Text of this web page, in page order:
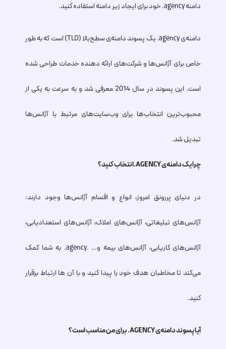
دامنه.agencyخود برای ایجاد زیر دامنه استفاده کنید.
دامنه‌ی.agency یک پسوند دامنه‌ی سطح‌بالا (TLD) است که به طور
خاص برای آژانس‌ها و شرکت‌های ارائه دهنده خدمات طراحی شده
است. این پسوند در سال 2014 معرفی شد و به سرعت به یکی از
محبوب‌ترین انتخاب‌ها برای وب‌سایت‌های مرتبط با آژانس‌ها
تبدیل شد.
چرا یک دامنه‌ی.AGENCYانتخاب کنید؟
در دنیای پررونق امروز، انواع و اقسام آژانس‌ها وجود دارند:
آژانس‌های تبلیغاتی، آژانس‌های املاک، آژانس‌های استعدادیابی،
آژانس‌های کاریابی، آژانس‌های بیمه و… ..agency به شما کمک
می‌کند تا مخاطبان هدف خود را پیدا کنید و با آن ها ارتباط برقرار
کنید.
آیا پسوند دامنه‌ی.AGENCYبرای من مناسب است؟